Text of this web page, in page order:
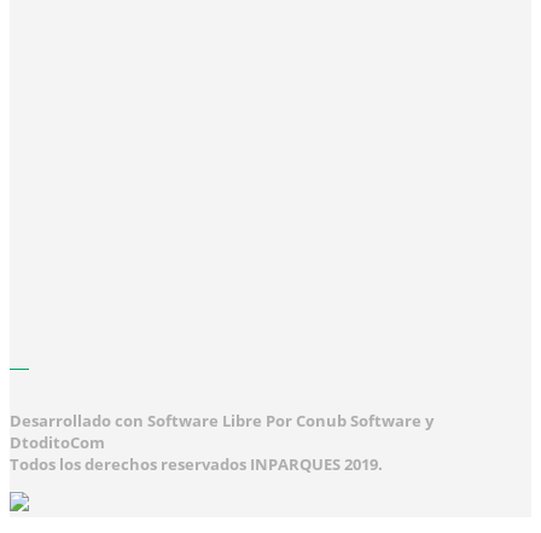
Desarrollado con Software Libre Por Conub Software y
DtoditoCom
Todos los derechos reservados INPARQUES 2019.